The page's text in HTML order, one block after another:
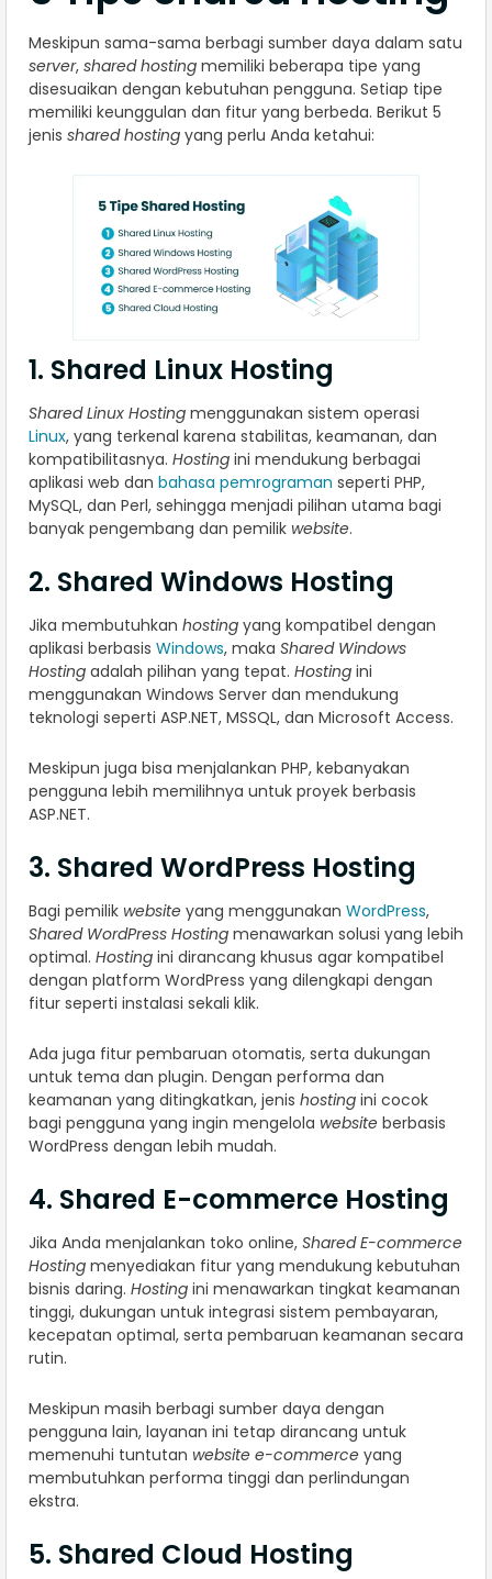
Meskipun sama-sama berbagi sumber daya dalam satu
server, shared hosting memiliki beberapa tipe yang
disesuaikan dengan kebutuhan pengguna. Setiap tipe
memiliki keunggulan dan fitur yang berbeda. Berikut 5
jenis shared hosting yang perlu Anda ketahui:
1. Shared Linux Hosting
Shared Linux Hosting menggunakan sistem operasi
Linux, yang terkenal karena stabilitas, keamanan, dan
kompatibilitasnya. Hosting ini mendukung berbagai
aplikasi web dan bahasa pemrograman seperti PHP,
MySQL, dan Perl, sehingga menjadi pilihan utama bagi
banyak pengembang dan pemilik website.
2. Shared Windows Hosting
Jika membutuhkan hosting yang kompatibel dengan
aplikasi berbasis Windows, maka Shared Windows
Hosting adalah pilihan yang tepat. Hosting ini
menggunakan Windows Server dan mendukung
teknologi seperti ASP.NET, MSSQL, dan Microsoft Access.
Meskipun juga bisa menjalankan PHP, kebanyakan
pengguna lebih memilihnya untuk proyek berbasis
ASP.NET.
3. Shared WordPress Hosting
Bagi pemilik website yang menggunakan WordPress,
Shared WordPress Hosting menawarkan solusi yang lebih
optimal. Hosting ini dirancang khusus agar kompatibel
dengan platform WordPress yang dilengkapi dengan
fitur seperti instalasi sekali klik.
Ada juga fitur pembaruan otomatis, serta dukungan
untuk tema dan plugin. Dengan performa dan
keamanan yang ditingkatkan, jenis hosting ini cocok
bagi pengguna yang ingin mengelola website berbasis
WordPress dengan lebih mudah.
4. Shared E-commerce Hosting
Jika Anda menjalankan toko online, Shared E-commerce
Hosting menyediakan fitur yang mendukung kebutuhan
bisnis daring. Hosting ini menawarkan tingkat keamanan
tinggi, dukungan untuk integrasi sistem pembayaran,
kecepatan optimal, serta pembaruan keamanan secara
rutin.
Meskipun masih berbagi sumber daya dengan
pengguna lain, layanan ini tetap dirancang untuk
memenuhi tuntutan website e-commerce yang
membutuhkan performa tinggi dan perlindungan
ekstra.
5. Shared Cloud Hosting